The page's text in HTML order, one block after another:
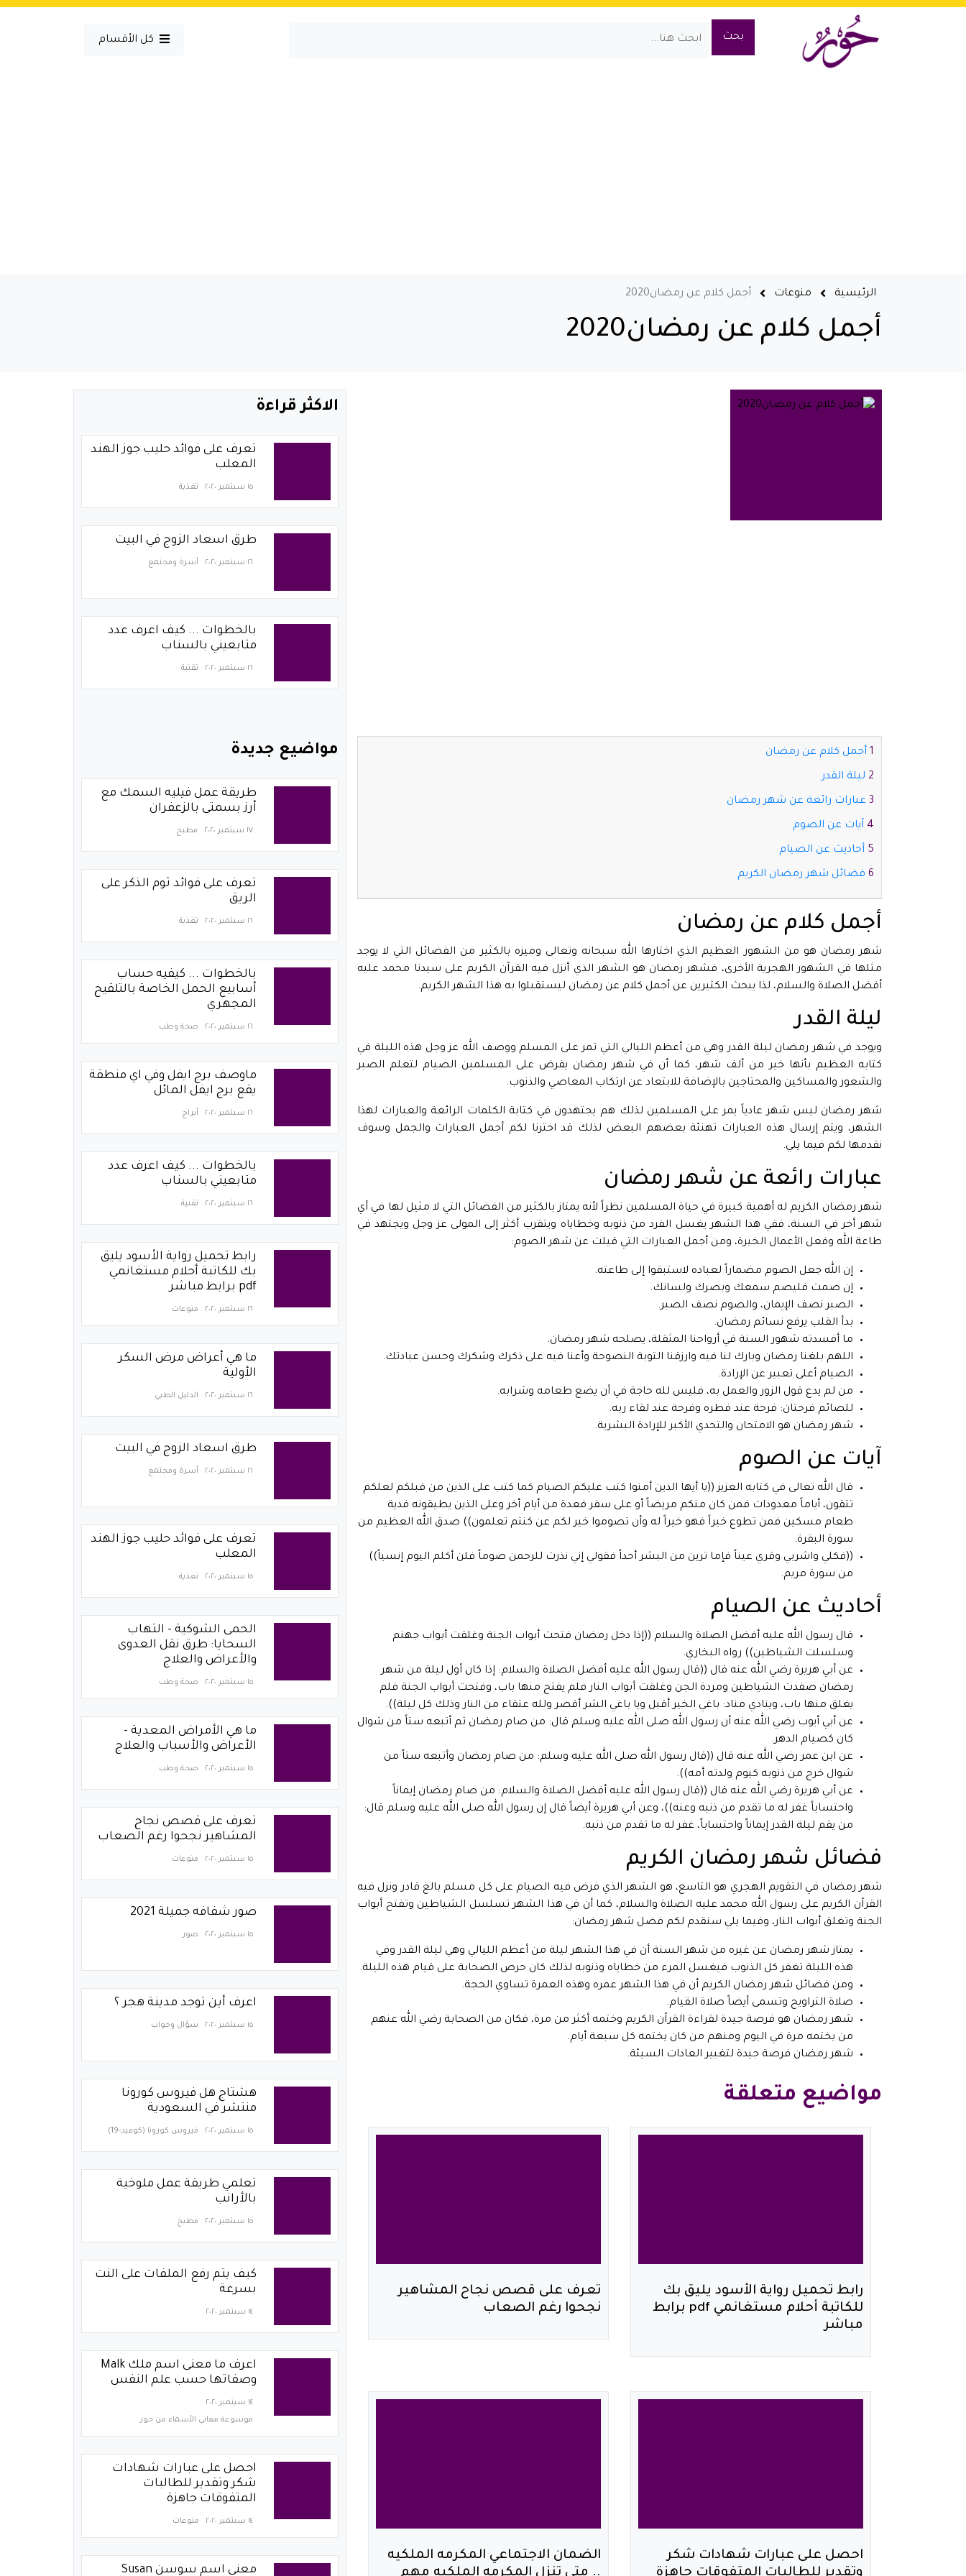
كل الأقسام
الرئيسية منوعات أجمل كلام عن رمضان2020
أجمل كلام عن رمضان2020
أجمل كلام عن رمضان
ليلة القدر
عبارات رائعة عن شهر رمضان
آيات عن الصوم
أحاديث عن الصيام
فضائل شهر رمضان الكريم
أجمل كلام عن رمضان
شهر رمضان هو من الشهور العظيم الذي اختارها الله سبحانه وتعالى وميزه بالكثير من الفضائل التي لا يوجد
مثلها في الشهور الهجرية الأخرى، فشهر رمضان هو الشهر الذي أنزل فيه القرآن الكريم على سيدنا محمد عليه
أفضل الصلاة والسلام، لذا يبحث الكثيرين عن أجمل كلام عن رمضان ليستقبلوا به هذا الشهر الكريم.
ليلة القدر
ويوجد في شهر رمضان ليلة القدر وهي من أعظم الليالي التي تمر على المسلم ووصف الله عز وجل هذه الليلة في
كتابه العظيم بأنها خير من ألف شهر، كما أن في شهر رمضان يفرض على المسلمين الصيام لتعلم الصبر
والشعور والمساكين والمحتاجين بالإضافة للابتعاد عن ارتكاب المعاصي والذنوب.
شهر رمضان ليس شهر عادياً يمر على المسلمين لذلك هم يجتهدون في كتابة الكلمات الرائعة والعبارات لهذا
الشهر، ويتم إرسال هذه العبارات تهنئة بعضهم البعض لذلك قد اخترنا لكم أجمل العبارات والجمل وسوف
نقدمها لكم فيما يلي.
عبارات رائعة عن شهر رمضان
شهر رمضان الكريم له أهمية كبيرة في حياة المسلمين نظراً لأنه يمتاز بالكثير من الفضائل التي لا مثيل لها في أي
شهر أخر في السنة، ففي هذا الشهر يغسل الفرد من ذنوبه وخطاياه ويتقرب أكثر إلى المولى عز وجل ويجتهد في
طاعة الله وفعل الأعمال الخيرة، ومن أجمل العبارات التي قيلت عن شهر الصوم:
إن الله جعل الصوم مضماراً لعباده لاستبقوا إلى طاعته.
إن صمت فليصم سمعك وبصرك ولسانك.
الصبر نصف الإيمان، والصوم نصف الصبر.
بدأ القلب يرفع نسائم رمضان.
ما أفسدته شهور السنة في أرواحنا المثقلة، يصلحه شهر رمضان.
اللهم بلغنا رمضان وبارك لنا فيه وارزقنا التوبة النصوحة وأعنا فيه على ذكرك وشكرك وحسن عبادتك.
الصيام أعلى تعبير عن الإرادة.
من لم يدع قول الزور والعمل به، فليس لله حاجة في أن يضع طعامه وشرابه.
للصائم فرحتان: فرحة عند فطره وفرحة عند لقاء ربه.
شهر رمضان هو الامتحان والتحدي الأكبر للإرادة البشرية.
آيات عن الصوم
قال الله تعالى في كتابه العزيز ((يا أيها الذين أمنوا كتب عليكم الصيام كما كتب على الذين من قبلكم لعلكم
تتقون، أياماً معدودات فمن كان منكم مريضاً أو على سفر فعدة من أيام أخر وعلى الذين يطيقونه فدية
طعام مسكين فمن تطوع خيراً فهو خيراً له وأن تصوموا خير لكم عن كنتم تعلمون)) صدق الله العظيم من
سورة البقرة.
((فكلي واشربي وقري عيناً فإما ترين من البشر أحداً فقولي إني نذرت للرحمن صوماً فلن أكلم اليوم إنسياً))
من سورة مريم.
أحاديث عن الصيام
قال رسول الله عليه أفضل الصلاة والسلام ((إذا دخل رمضان فتحت أبواب الجنة وغلقت أبواب جهنم
وسلسلت الشياطين)) رواه البخاري.
عن أبي هريرة رضي الله عنه قال ((قال رسول الله عليه أفضل الصلاة والسلام: إذا كان أول ليلة من شهر
رمضان صفدت الشياطين ومردة الجن وغلقت أبواب النار فلم يفتح منها باب، وفتحت أبواب الجنة فلم
يغلق منها باب، وينادي مناد: باغي الخير أقبل ويا باغي الشر أقصر ولله عتقاء من النار وذلك كل ليلة)).
عن أبي أيوب رضي الله عنه أن رسول الله صلى الله عليه وسلم قال: من صام رمضان ثم أتبعه ستاً من شوال
كان كصيام الدهر.
عن ابن عمر رضي الله عنه قال ((قال رسول الله صلى الله عليه وسلم: من صام رمضان وأتبعه ستاً من
شوال خرج من ذنوبه كيوم ولدته أمه)).
عن أبي هريرة رضي الله عنه قال ((قال رسول الله عليه أفضل الصلاة والسلام: من صام رمضان إيماناً
واحتساباً غفر له ما تقدم من ذنبه وعنه))، وعن أبي هريرة أيضاً قال إن رسول الله صلى الله عليه وسلم قال:
من يقم ليلة القدر إيماناً واحتساباً، غفر له ما تقدم من ذنبه.
فضائل شهر رمضان الكريم
شهر رمضان في التقويم الهجري هو التاسع، هو الشهر الذي فرض فيه الصيام على كل مسلم بالغ قادر ونزل فيه
القرآن الكريم على رسول الله محمد عليه الصلاة والسلام، كما أن في هذا الشهر تسلسل الشياطين وتفتح أبواب
الجنة وتغلق أبواب النار، وفيما يلي سنقدم لكم فضل شهر رمضان:
يمتاز شهر رمضان عن غيره من شهر السنة أن في هذا الشهر ليلة من أعظم الليالي وهي ليلة القدر وفي
هذه الليلة تغفر كل الذنوب فيغسل المرء من خطاياه وذنوبه لذلك كان حرص الصحابة على قيام هذه الليلة.
ومن فضائل شهر رمضان الكريم أن في هذا الشهر عمره وهذه العمرة تساوي الحجة.
صلاة التراويح وتسمى أيضاً صلاة القيام.
شهر رمضان هو فرصة جيدة لقراءة القرآن الكريم وختمه أكثر من مرة، فكان من الصحابة رضي الله عنهم
من يختمه مرة في اليوم ومنهم من كان يختمه كل سبعة أيام.
شهر رمضان فرصة جيدة لتغيير العادات السيئة.
مواضيع متعلقة
رابط تحميل رواية الأسود يليق بك
للكاتبة أحلام مستغانمي pdf برابط
مباشر
تعرف على قصص نجاح المشاهير
نجحوا رغم الصعاب
احصل على عبارات شهادات شكر
الضمان الاجتماعي المكرمه الملكيه
الاكثر قراءة
تعرف على فوائد حليب جوز الهند
المعلب
١٥ سبتمبر ٢٠٢٠ تغذية
طرق اسعاد الزوج في البيت
١٦ سبتمبر ٢٠٢٠ أسرة ومجتمع
بالخطوات ... كيف اعرف عدد
متابعيني بالسناب
١٦ سبتمبر ٢٠٢٠ تقنية
مواضيع جديدة
طريقة عمل فيليه السمك مع
أرز بسمتى بالزعفران
١٧ سبتمبر ٢٠٢٠ مطبخ
تعرف على فوائد ثوم الذكر على
الريق
١٦ سبتمبر ٢٠٢٠ تغذية
بالخطوات ... كيفيه حساب
أسابيع الحمل الخاصة بالتلقيح
المجهري
١٦ سبتمبر ٢٠٢٠ صحة وطب
ماوصف برج ايفل وفي اي منطقة
يقع برج ايفل المائل
١٦ سبتمبر ٢٠٢٠ أبراج
بالخطوات ... كيف اعرف عدد
متابعيني بالسناب
١٦ سبتمبر ٢٠٢٠ تقنية
رابط تحميل رواية الأسود يليق
بك للكاتبة أحلام مستغانمي
pdf برابط مباشر
١٦ سبتمبر ٢٠٢٠ منوعات
ما هي أعراض مرض السكر
الأولية
١٦ سبتمبر ٢٠٢٠ الدليل الطبي
طرق اسعاد الزوج في البيت
١٦ سبتمبر ٢٠٢٠ أسرة ومجتمع
تعرف على فوائد حليب جوز الهند
المعلب
١٥ سبتمبر ٢٠٢٠ تغذية
الحمى الشوكية - التهاب
السحايا: طرق نقل العدوى
والأعراض والعلاج
١٥ سبتمبر ٢٠٢٠ صحة وطب
ما هي الأمراض المعدية -
الأعراض والأسباب والعلاج
١٥ سبتمبر ٢٠٢٠ صحة وطب
تعرف على قصص نجاح
المشاهير نجحوا رغم الصعاب
١٥ سبتمبر ٢٠٢٠ منوعات
صور شفافه جميلة 2021
١٥ سبتمبر ٢٠٢٠ صور
اعرف أين توجد مدينة هجر ؟
١٥ سبتمبر ٢٠٢٠ سؤال وجواب
هشتاج هل فيروس كورونا
منتشر في السعودية
١٥ سبتمبر ٢٠٢٠ فيروس كورونا (كوفيد-19)‏
تعلمي طريقة عمل ملوخية
بالأرانب
١٥ سبتمبر ٢٠٢٠ مطبخ
كيف يتم رفع الملفات على النت
بسرعة
١٤ سبتمبر ٢٠٢٠
اعرف ما معنى اسم ملك Malk
وصفاتها حسب علم النفس
١٤ سبتمبر ٢٠٢٠
موسوعة معاني الأسماء من حور
احصل على عبارات شهادات
شكر وتقدير للطالبات
المتفوقات جاهزة
١٤ سبتمبر ٢٠٢٠ منوعات
معنى اسم سوسن Susan